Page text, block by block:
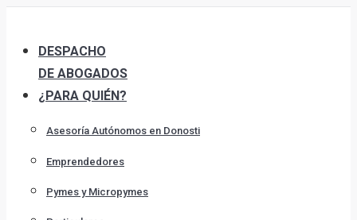
content
DESPACHO
DE ABOGADOS
¿PARA QUIÉN?
Asesoría Autónomos en Donosti
Emprendedores
Pymes y Micropymes